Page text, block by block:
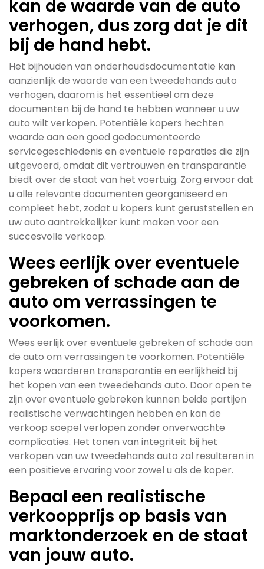
kan de waarde van de auto
verhogen, dus zorg dat je dit
bij de hand hebt.
Het bijhouden van onderhoudsdocumentatie kan
aanzienlijk de waarde van een tweedehands auto
verhogen, daarom is het essentieel om deze
documenten bij de hand te hebben wanneer u uw
auto wilt verkopen. Potentiële kopers hechten
waarde aan een goed gedocumenteerde
servicegeschiedenis en eventuele reparaties die zijn
uitgevoerd, omdat dit vertrouwen en transparantie
biedt over de staat van het voertuig. Zorg ervoor dat
u alle relevante documenten georganiseerd en
compleet hebt, zodat u kopers kunt geruststellen en
uw auto aantrekkelijker kunt maken voor een
succesvolle verkoop.
Wees eerlijk over eventuele
gebreken of schade aan de
auto om verrassingen te
voorkomen.
Wees eerlijk over eventuele gebreken of schade aan
de auto om verrassingen te voorkomen. Potentiële
kopers waarderen transparantie en eerlijkheid bij
het kopen van een tweedehands auto. Door open te
zijn over eventuele gebreken kunnen beide partijen
realistische verwachtingen hebben en kan de
verkoop soepel verlopen zonder onverwachte
complicaties. Het tonen van integriteit bij het
verkopen van uw tweedehands auto zal resulteren in
een positieve ervaring voor zowel u als de koper.
Bepaal een realistische
verkoopprijs op basis van
marktonderzoek en de staat
van jouw auto.